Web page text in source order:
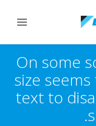
Toggle
On some
size
text to